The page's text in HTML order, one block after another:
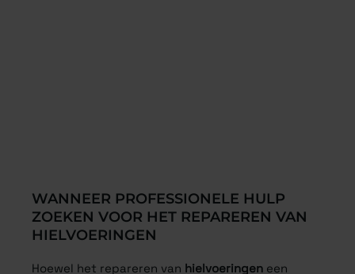
WANNEER PROFESSIONELE HULP
ZOEKEN VOOR HET REPAREREN VAN
HIELVOERINGEN
Hoewel het repareren van hielvoeringen een